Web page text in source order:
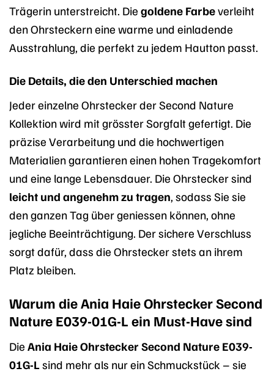
Trägerin unterstreicht. Die goldene Farbeverleiht
den Ohrsteckern eine warme und einladende
Ausstrahlung, die perfekt zu jedem Hautton passt.
Die Details, die den Unterschied machen
Jeder einzelne Ohrstecker der Second Nature
Kollektion wird mit grösster Sorgfalt gefertigt. Die
präzise Verarbeitung und die hochwertigen
Materialien garantieren einen hohen Tragekomfort
und eine lange Lebensdauer. Die Ohrstecker sind
leicht und angenehm zu tragen, sodass Sie sie
den ganzen Tag über geniessen können, ohne
jegliche Beeinträchtigung. Der sichere Verschluss
sorgt dafür, dass die Ohrstecker stets an ihrem
Platz bleiben.
Warum die Ania Haie Ohrstecker Second
Nature E039-01G-L ein Must-Have sind
Die Ania Haie Ohrstecker Second Nature E039-
01G-L sind mehr als nur ein Schmuckstück – sie